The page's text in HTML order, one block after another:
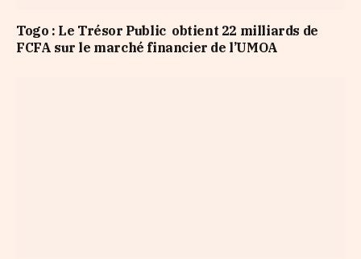
Togo : Le Trésor Public obtient 22 milliards de
FCFA sur le marché financier de l’UMOA